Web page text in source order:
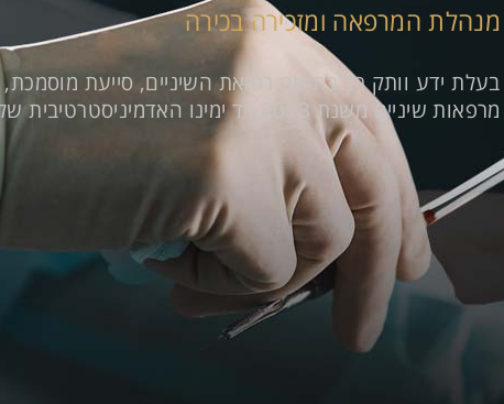
מנהלת המרפאה ומזכירה בכירה
בעלת ידע וותק רב בתחום רפואת השיניים, סייעת
מרפאות שיניים משנת 2013, יד ימינו האדמיניסטרטיבית של ד"ר מרעי.